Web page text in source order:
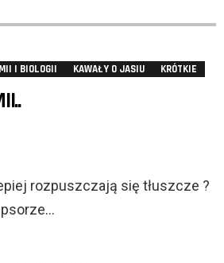
I BIOLOGII KAWAŁY O JASIU KRÓTKIE
rozpuszczają się tłuszcze ?